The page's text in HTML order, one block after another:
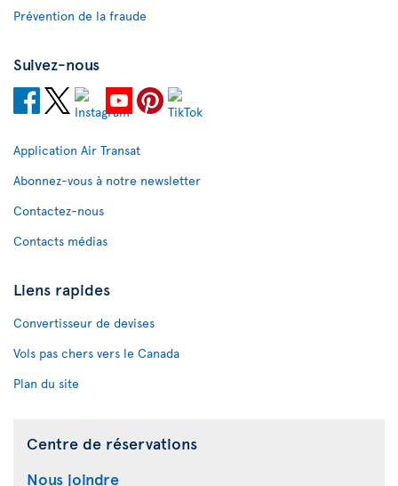
Prévention de la fraude
Suivez-nous
Application Air Transat
Abonnez-vous à notre newsletter
Contactez-nous
Contacts médias
Liens rapides
Convertisseur de devises
Vols pas chers vers le Canada
Plan du site
Centre de réservations
Nous joindre